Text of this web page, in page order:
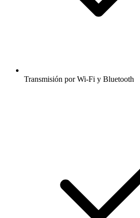
Transmisión por Wi-Fi y Bluetooth